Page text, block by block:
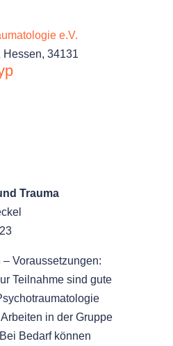
e.V.
Hessen, 34131
Trauma
Voraussetzungen:
Teilnahme sind gute
in der Gruppe
Bedarf können